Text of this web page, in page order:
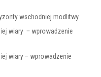
wschodniej modlitwy
wiary – wprowadzenie
wiary – wprowadzenie